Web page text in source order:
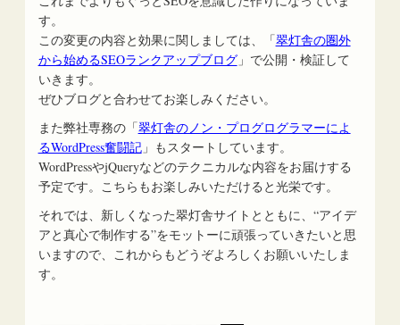
す。
この変更の内容と効果に関しましては、「翠灯舎の圏外
から始めるSEOランクアップブログ」で公開・検証して
いきます。
ぜひブログと合わせてお楽しみください。
また弊社専務の「翠灯舎のノン・プログログラマーによ
るWordPress奮闘記」もスタートしています。
WordPressやjQueryなどのテクニカルな内容をお届けする
予定です。こちらもお楽しみいただけると光栄です。
それでは、新しくなった翠灯舎サイトとともに、“アイデ
アと真心で制作する”をモットーに頑張っていきたいと思
いますので、これからもどうぞよろしくお願いいたしま
す。